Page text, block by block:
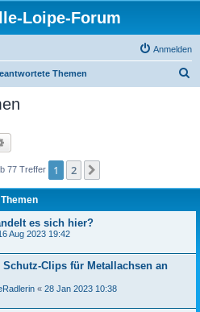
Loipe-Forum
Anmelden
Themen
77 Treffer 1 2
Themen
es sich hier?
Aug 2023 19:42
Clips für Metallachsen an
« 28 Jan 2023 10:38